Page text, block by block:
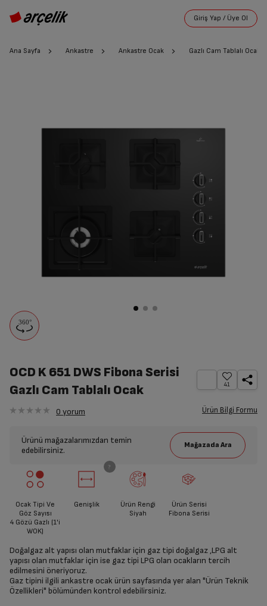
Ana Sayfa Ankastre Ankastre Ocak Gazlı Cam Tablalı Ocak
Görüntüle
OCD K 651 DWS Fibona Serisi
Gazlı Cam Tablalı Ocak
41
0 yorum Ürün Bilgi Formu
Ürünü mağazalarımızdan temin
edebilirsiniz.
Ocak Tipi Ve
Göz Sayısı
4 Gözü Gazlı (1'i
WOK)
Genişlik
Ürün Rengi
Siyah
Ürün Serisi
Fibona Serisi
Doğalgaz alt yapısı olan mutfaklar için gaz tipi doğalgaz ,LPG alt
yapısı olan mutfaklar için ise gaz tipi LPG olan ocakların tercih
edilmesini öneriyoruz.
Gaz tipini ilgili ankastre ocak ürün sayfasında yer alan "Ürün Teknik
Özellikleri" bölümünden kontrol edebilirsiniz.